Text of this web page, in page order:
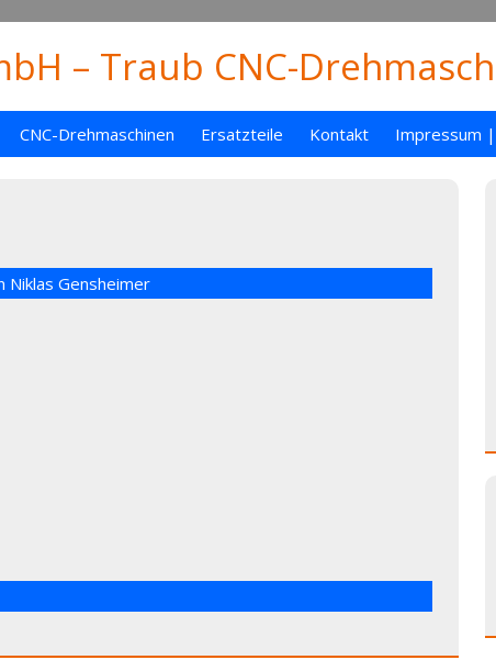
– Traub CNC-
CNC-Drehmaschinen Ersatzteile Kontakt Impressum
Niklas Gensheimer